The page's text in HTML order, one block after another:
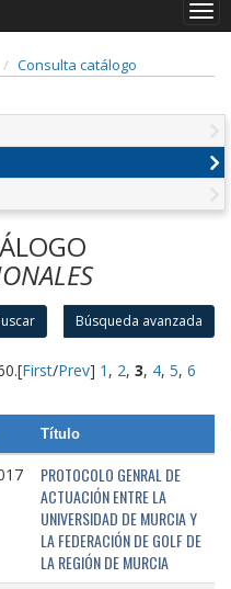
Consulta catálogo
Búsqueda avanzada
[First/Prev] 1 , 2, 3, 4, 5, 6
Título
PROTOCOLO GENRAL DE
ACTUACIÓN ENTRE LA
UNIVERSIDAD DE MURCIA Y
LA FEDERACIÓN DE GOLF DE
LA REGIÓN DE MURCIA